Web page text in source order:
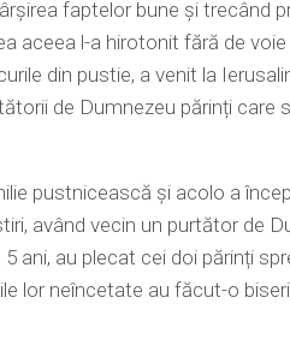
faptelor bune și trecând
aceea l-a hirotonit fără de
din pustie, a venit la
de Dumnezeu părinți care
pustnicească și acolo a
având vecin un purtător de
ani, au plecat cei doi părinți
lor neîncetate au făcut-o